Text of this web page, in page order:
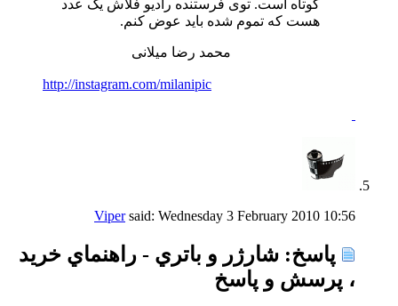
کوتاه است. توی فرستنده رادیو فلاش یک عدد
هست که تموم شده باید عوض کنم.
محمد رضا میلانی
http://instagram.com/milanipic
Vipersaid: Wednesday 3 February 2010 10:56
پاسخ: شارژر و باتري - راهنماي خريد
، پرسش و پاسخ